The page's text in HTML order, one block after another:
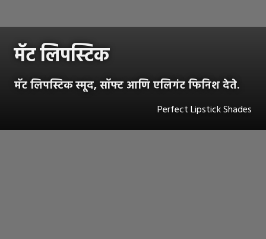
मॅट लिपस्टिक
मॅट लिपस्टिकस्मूद, सॉफ्ट आणि एलिगंट फिनिश देते.
Perfect Lipstick Shades